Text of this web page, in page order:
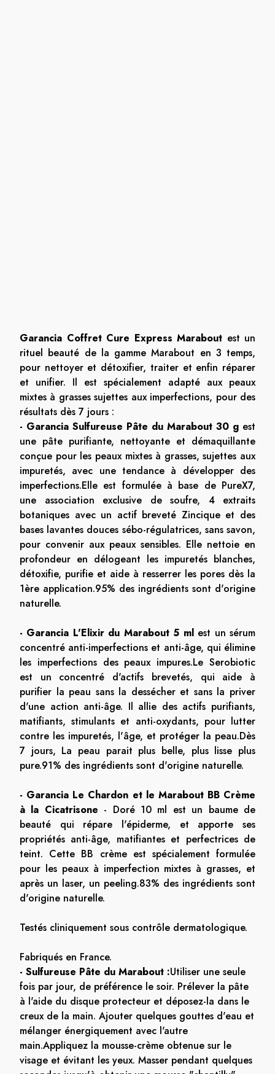
Garancia Coffret Cure Express Marabout est un
rituel beauté de la gamme Marabout en 3 temps,
pour nettoyer et détoxifier, traiter et enfin réparer
et unifier. Il est spécialement adapté aux peaux
mixtes à grasses sujettes aux imperfections, pour des
résultats dès 7 jours :
- Garancia Sulfureuse Pâte du Marabout 30 g est
une pâte purifiante, nettoyante et démaquillante
conçue pour les peaux mixtes à grasses, sujettes aux
impuretés, avec une tendance à développer des
imperfections.Elle est formulée à base de PureX7,
une association exclusive de soufre, 4 extraits
botaniques avec un actif breveté Zincique et des
bases lavantes douces sébo-régulatrices, sans savon,
pour convenir aux peaux sensibles. Elle nettoie en
profondeur en délogeant les impuretés blanches,
détoxifie, purifie et aide à resserrer les pores dès la
1ère application.95% des ingrédients sont d'origine
naturelle.
- Garancia L'Elixir du Marabout 5 mlest un sérum
concentré anti-imperfections et anti-âge, qui élimine
les imperfections des peaux impures.Le Serobiotic
est un concentré d'actifs brevetés, qui aide à
purifier la peau sans la dessécher et sans la priver
d'une action anti-âge. Il allie des actifs purifiants,
matifiants, stimulants et anti-oxydants, pour lutter
contre les impuretés, l'âge, et protéger la peau.Dès
7 jours, La peau parait plus belle, plus lisse plus
pure.91% des ingrédients sont d'origine naturelle.
- Garancia Le Chardon et le Marabout BB Crème
à la Cicatrisone - Doré 10 ml est un baume de
beauté qui répare l'épiderme, et apporte ses
propriétés anti-âge, matifiantes et perfectrices de
teint. Cette BB crème est spécialement formulée
pour les peaux à imperfection mixtes à grasses, et
après un laser, un peeling.83% des ingrédients sont
d'origine naturelle.
Testés cliniquement sous contrôle dermatologique.
Fabriqués en France.
- Sulfureuse Pâte du Marabout :Utiliser une seule
fois par jour, de préférence le soir. Prélever la pâte
à l'aide du disque protecteur et déposez-la dans le
creux de la main. Ajouter quelques gouttes d'eau et
mélanger énergiquement avec l'autre
main.Appliquez la mousse-crème obtenue sur le
visage et évitant les yeux. Masser pendant quelques